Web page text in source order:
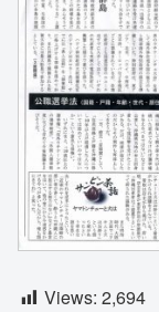
Views: 2,694